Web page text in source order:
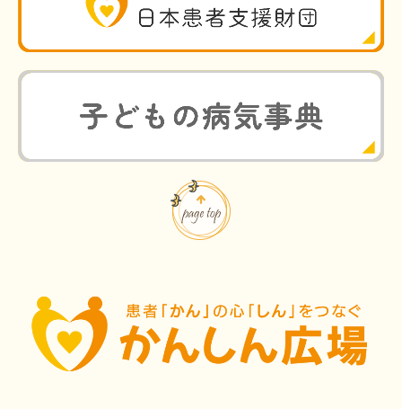
神経免疫班
会員登録のメリット
難病患者さんの生活と治療に関する実態調査